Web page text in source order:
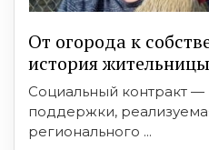
От огорода к
история
Социальный контракт
поддержки,
регионального ...